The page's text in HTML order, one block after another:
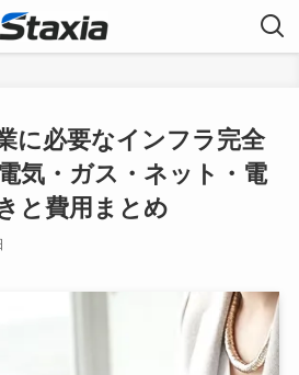
に必要なインフラ完全
気・ガス・ネット・電
と費用まとめ